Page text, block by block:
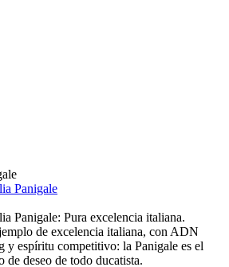
Panigale
Panigale: Pura excelencia italiana.
de excelencia italiana, con ADN
y espíritu competitivo: la Panigale es el
de deseo de todo ducatista.